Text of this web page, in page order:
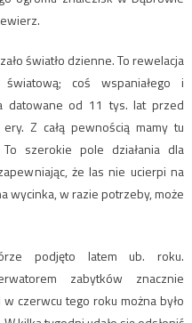
światło dzienne. To rewelacja
coś wspaniałego i
datowane od 11 tys. lat przed
Z całą pewnością mamy tu
szerokie pole działania dla
że las nie ucierpi na
wycinka, w razie potrzeby, może
podjęto latem ub. roku.
zabytków znacznie
czerwcu tego roku można było